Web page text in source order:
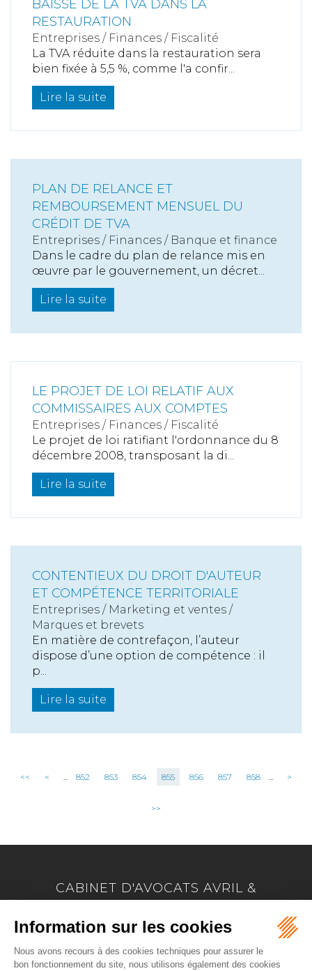
BAISSE DE LA TVA DANS LA
RESTAURATION
Entreprises / Finances / Fiscalité
La TVA réduite dans la restauration sera
bien fixée à 5,5 %, comme l'a confir...
Lire la suite
PLAN DE RELANCE ET
REMBOURSEMENT MENSUEL DU
CRÉDIT DE TVA
Entreprises / Finances / Banque et finance
Dans le cadre du plan de relance mis en
œuvre par le gouvernement, un décret...
Lire la suite
LE PROJET DE LOI RELATIF AUX
COMMISSAIRES AUX COMPTES
Entreprises / Finances / Fiscalité
Le projet de loi ratifiant l'ordonnance du 8
décembre 2008, transposant la di...
Lire la suite
CONTENTIEUX DU DROIT D'AUTEUR
ET COMPÉTENCE TERRITORIALE
Entreprises / Marketing et ventes /
Marques et brevets
En matière de contrefaçon, l’auteur
dispose d’une option de compétence : il
p...
Lire la suite
<< < ... 852 853 854 855 856 857 858 ... >
>>
CABINET D'AVOCATS AVRIL &
22042 SAINT BRIEUC